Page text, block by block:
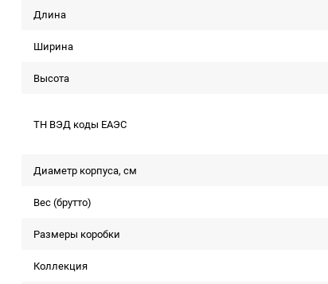
Длина
Ширина
Высота
ТН ВЭД коды ЕАЭС
Диаметр корпуса, см
Вес (брутто)
Размеры коробки
Коллекция